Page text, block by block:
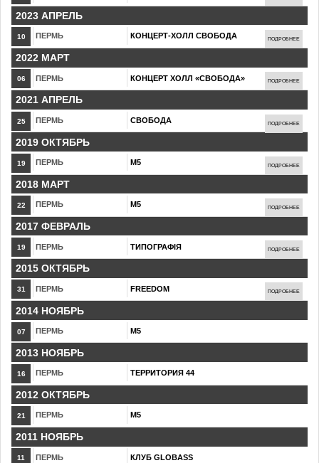
2023 АПРЕЛЬ
10 ПЕРМЬ КОНЦЕРТ-ХОЛЛ СВОБОДА ПОДРОБНЕЕ
2022 МАРТ
06 ПЕРМЬ КОНЦЕРТ ХОЛЛ «СВОБОДА» ПОДРОБНЕЕ
2021 АПРЕЛЬ
25 ПЕРМЬ СВОБОДА ПОДРОБНЕЕ
2019 ОКТЯБРЬ
19 ПЕРМЬ М5 ПОДРОБНЕЕ
2018 МАРТ
22 ПЕРМЬ М5 ПОДРОБНЕЕ
2017 ФЕВРАЛЬ
19 ПЕРМЬ ТИПОГРАФIЯ ПОДРОБНЕЕ
2015 ОКТЯБРЬ
31 ПЕРМЬ FREEDOM ПОДРОБНЕЕ
2014 НОЯБРЬ
07 ПЕРМЬ М5
2013 НОЯБРЬ
16 ПЕРМЬ ТЕРРИТОРИЯ 44
2012 ОКТЯБРЬ
21 ПЕРМЬ М5
2011 НОЯБРЬ
11 ПЕРМЬ КЛУБ GLOBASS